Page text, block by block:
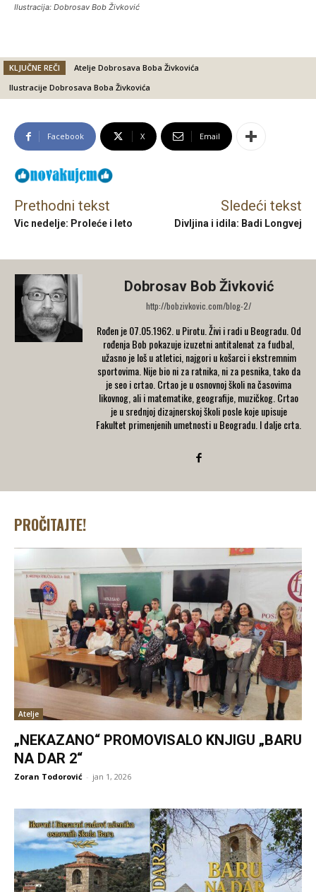
Ilustracija: Dobrosav Bob Živković
KLJUČNE REČI
Atelje Dobrosava Boba Živkovića
Ilustracije Dobrosava Boba Živkovića
Facebook X Email
Prethodni tekst
Vic nedelje: Proleće i leto
Sledeći tekst
Divljina i idila: Badi Longvej
Dobrosav Bob Živković
http://bobzivkovic.com/blog-2/
Rođen je 07.05.1962. u Pirotu. Živi i radi u Beogradu. Od
rođenja Bob pokazuje izuzetni antitalenat za fudbal,
užasno je loš u atletici, najgori u košarci i ekstremnim
sportovima. Nije bio ni za ratnika, ni za pesnika, tako da
je seo i crtao. Crtao je u osnovnoj školi na časovima
likovnog, ali i matematike, geografije, muzičkog. Crtao
je u srednjoj dizajnerskoj školi posle koje upisuje
Fakultet primenjenih umetnosti u Beogradu. I dalje crta.
PROČITAJTE!
Atelje
„NEKAZANO“ PROMOVISALO KNJIGU „BARU
NA DAR 2“
Zoran Todorović - jan 1, 2026